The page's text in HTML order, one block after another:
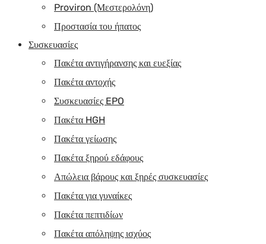
Proviron (Μεστερολόνη)
Προστασία του ήπατος
Συσκευασίες
Πακέτα αντιγήρανσης και ευεξίας
Πακέτα αντοχής
Συσκευασίες EPO
Πακέτα HGH
Πακέτα γείωσης
Πακέτα ξηρού εδάφους
Απώλεια βάρους και ξηρές συσκευασίες
Πακέτα για γυναίκες
Πακέτα πεπτιδίων
Πακέτα απόληψης ισχύος